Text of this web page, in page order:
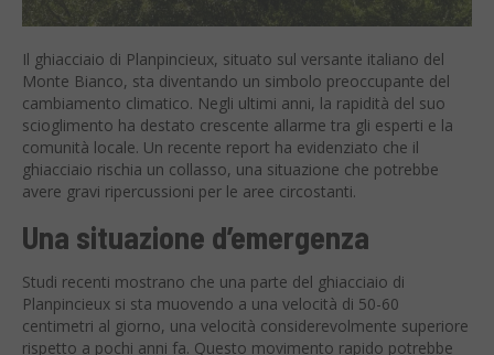
Il ghiacciaio di Planpincieux, situato sul versante italiano del
Monte Bianco, sta diventando un simbolo preoccupante del
cambiamento climatico. Negli ultimi anni, la rapidità del suo
scioglimento ha destato crescente allarme tra gli esperti e la
comunità locale. Un recente report ha evidenziato che il
ghiacciaio rischia un collasso, una situazione che potrebbe
avere gravi ripercussioni per le aree circostanti.
Una situazione d’emergenza
Studi recenti mostrano che una parte del ghiacciaio di
Planpincieux si sta muovendo a una velocità di 50-60
centimetri al giorno, una velocità considerevolmente superiore
rispetto a pochi anni fa. Questo movimento rapido potrebbe